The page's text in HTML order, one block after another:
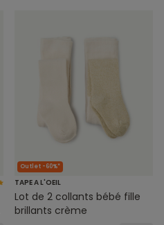
Outlet -60%*
TAPE A L'OEIL
Lot de 2 collants bébé fille
brillants crème